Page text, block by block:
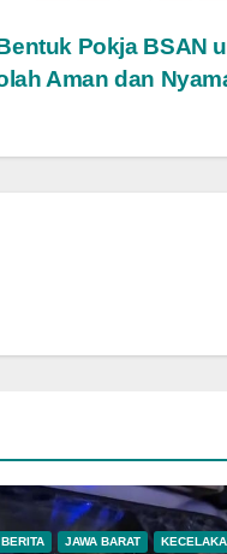
Pokja BSAN
Aman dan
BERITA JAWA BARAT